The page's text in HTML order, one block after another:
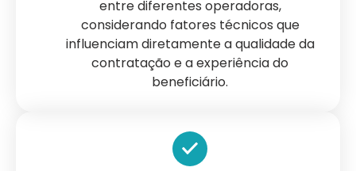
entre diferentes operadoras,
considerando fatores técnicos que
influenciam diretamente a qualidade da
contratação e a experiência do
beneficiário.